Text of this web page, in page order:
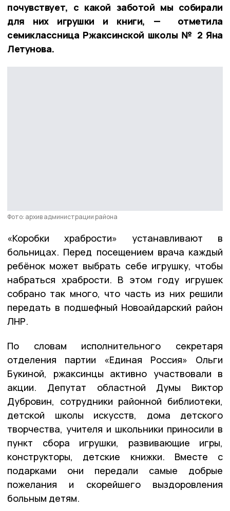
почувствует, с какой заботой мы собирали
для них игрушки и книги, — отметила
семиклассница Ржаксинской школы № 2 Яна
Летунова.
Фото: архив администрации района
«Коробки храбрости» устанавливают в
больницах. Перед посещением врача каждый
ребёнок может выбрать себе игрушку, чтобы
набраться храбрости. В этом году игрушек
собрано так много, что часть из них решили
передать в подшефный Новоайдарский район
ЛНР.
По словам исполнительного секретаря
отделения партии «Единая Россия» Ольги
Букиной, ржаксинцы активно участвовали в
акции. Депутат областной Думы Виктор
Дубровин, сотрудники районной библиотеки,
детской школы искусств, дома детского
творчества, учителя и школьники приносили в
пункт сбора игрушки, развивающие игры,
конструкторы, детские книжки. Вместе с
подарками они передали самые добрые
пожелания и скорейшего выздоровления
больным детям.